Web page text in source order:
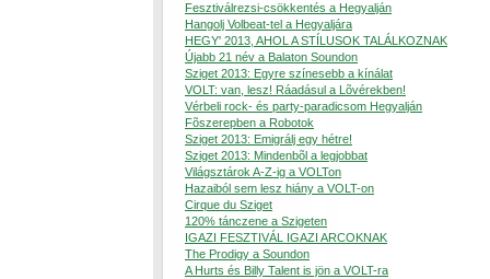
Fesztiválrezsi-csökkentés a Hegyalján
Hangolj Volbeat-tel a Hegyaljára
HEGY' 2013, AHOL A STÍLUSOK TALÁLKOZNAK
Újabb 21 név a Balaton Soundon
Sziget 2013: Egyre színesebb a kínálat
VOLT: van, lesz! Ráadásul a Lõvérekben!
Vérbeli rock- és party-paradicsom Hegyalján
Fõszerepben a Robotok
Sziget 2013: Emigrálj egy hétre!
Sziget 2013: Mindenbõl a legjobbat
Világsztárok A-Z-ig a VOLTon
Hazaiból sem lesz hiány a VOLT-on
Cirque du Sziget
120% tánczene a Szigeten
IGAZI FESZTIVÁL IGAZI ARCOKNAK
The Prodigy a Soundon
A Hurts és Billy Talent is jön a VOLT-ra